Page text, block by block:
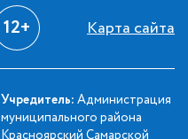
12+ Карта сайта
Учредитель: Администрация
муниципального района
Красноярский Самарской